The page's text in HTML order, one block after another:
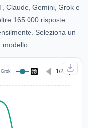
Claude, Gemini, Grok e
165.000 risposte
Seleziona un